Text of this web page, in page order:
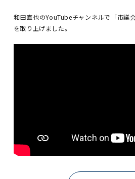
和田直也のYouTubeチャンネルで「市議
を取り上げました。